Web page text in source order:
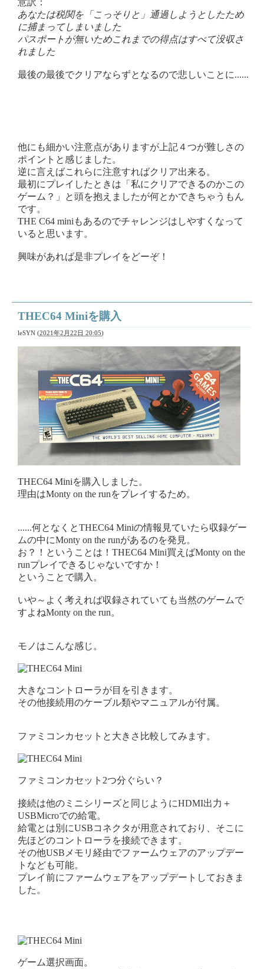
意訳：
あなたは税関を「こっそりと」通過しようとしたため
に捕まってしまいました
パスポートが無いためこれまでの得点はすべて没収さ
れました
最後の最後でクリアならずとなるので悲しいことに......
他にも細かい注意点がありますが上記４つが難しさの
ポイントと感じました。
逆に言えばこれらに注意すればクリア出来る。
最初にプレイしたときは「私にクリアできるのかこの
ゲーム？」と頭を抱えましたが何とかできちゃうもん
です。
THE C64 miniもあるのでチャレンジはしやすくなって
いると思います。
興味があれば是非プレイをどーぞ！
THEC64 Miniを購入
leSYN (2021年2月22日 20:05)
THEC64 Miniを購入しました。
理由はMonty on the runをプレイするため。
......何となくとTHEC64 Miniの情報見ていたら収録ゲー
ムの中にMonty on the runがあるのを発見。
お？！ということは！THEC64 Mini買えばMonty on the
runプレイできるじゃないですか！
ということで購入。
いや～よく考えれば収録されていても当然のゲームで
すよねMonty on the run。
モノはこんな感じ。
大きなコントローラが目を引きます。
その他接続用のケーブル類やマニュアルが付属。
ファミコンカセットと大きさ比較してみます。
ファミコンカセット2つ分ぐらい？
接続は他のミニシリーズと同じようにHDMI出力＋
USBMicroでの給電。
給電とは別にUSBコネクタが用意されており、そこに
先ほどのコントローラを接続できます。
その他USBメモリ経由でファームウェアのアップデー
トなども可能。
プレイ前にファームウェアをアップデートしておきま
した。
ゲーム選択画面。